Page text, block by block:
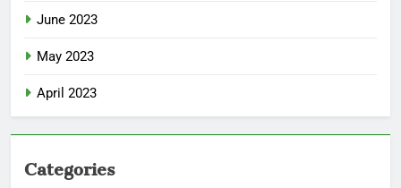
June 2023
May 2023
April 2023
Categories